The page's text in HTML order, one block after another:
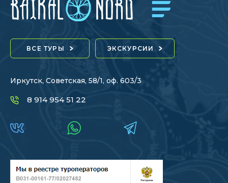
ВСЕ ТУРЫ ЭКСКУРСИИ
Иркутск, Советская, 58/1, оф. 603/3
8 914 954 51 22